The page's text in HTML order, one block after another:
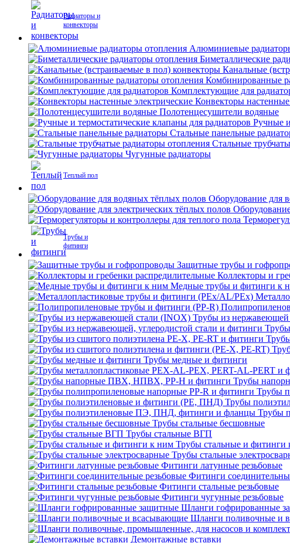
Радиаторы и
конвекторы
Алюминиевые
Биметаллические
Канальные
Комбинированные
Комплектующие для
Конвекторы настенные
Полотенцесушители водяные
Ручные
Стальные панельные
Стальные
Чугунные радиаторы
Теплый пол
Оборудование для
Трубы и
фитинги
Защитные трубы и
Коллекторы и
Медные трубы и фитинги к
Трубы из
Трубы медные и фитинги
Трубы
Трубы
Трубы
Трубы
Трубы стальные бесшовные
Трубы стальные ВГП
Трубы стальные и фитинги
Трубы стальные
Фитинги латунные резьбовые
Фитинги
Фитинги стальные резьбовые
Фитинги чугунные резьбовые
Шланги гофрированные
Шланги поливочные и
Демонтажные вставки